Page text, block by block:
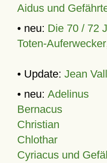
Aidus und
• neu: Die 70 / 72
Toten-Auferwecker
• Update: Jean
• neu: Adelinus
Bernacus
Christian
Chlothar
Cyriacus und